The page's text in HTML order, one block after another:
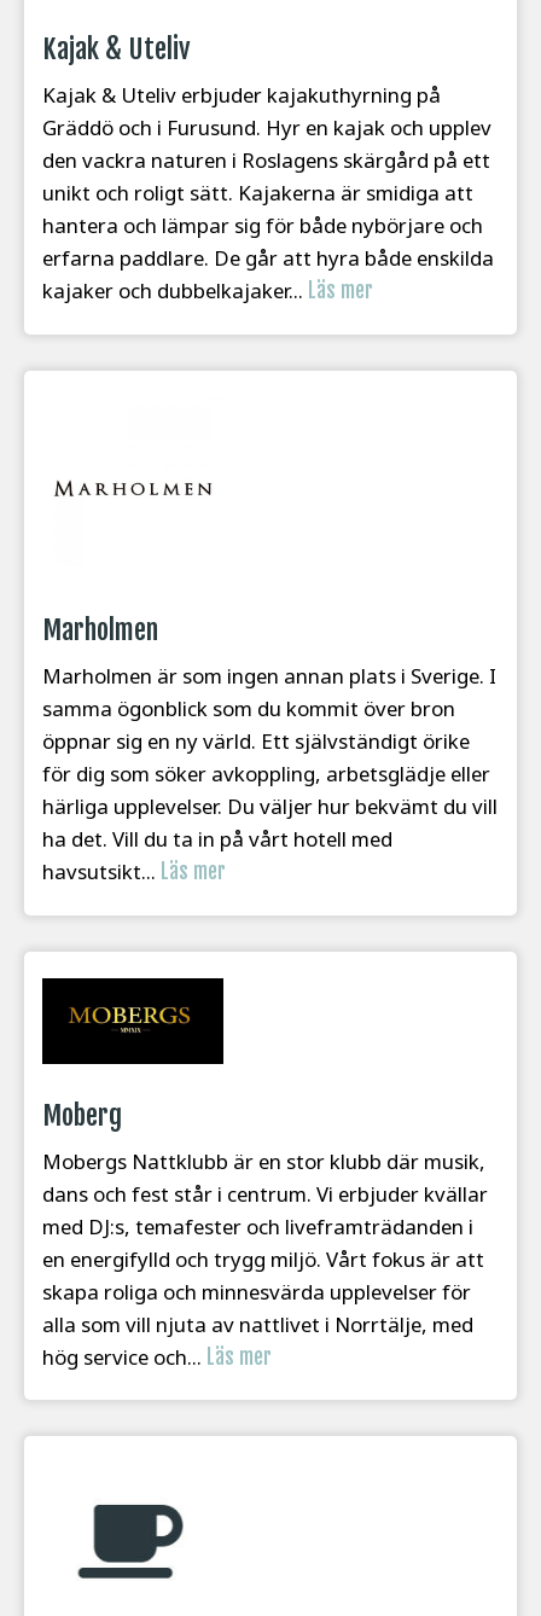
Kajak & Uteliv
Kajak & Uteliv erbjuder kajakuthyrning på
Gräddö och i Furusund. Hyr en kajak och upplev
den vackra naturen i Roslagens skärgård på ett
unikt och roligt sätt. Kajakerna är smidiga att
hantera och lämpar sig för både nybörjare och
erfarna paddlare. De går att hyra både enskilda
kajaker och dubbelkajaker... Läs mer
Marholmen
Marholmen är som ingen annan plats i Sverige. I
samma ögonblick som du kommit över bron
öppnar sig en ny värld. Ett självständigt örike
för dig som söker avkoppling, arbetsglädje eller
härliga upplevelser. Du väljer hur bekvämt du vill
ha det. Vill du ta in på vårt hotell med
havsutsikt... Läs mer
Moberg
Mobergs Nattklubb är en stor klubb där musik,
dans och fest står i centrum. Vi erbjuder kvällar
med DJ:s, temafester och liveframträdanden i
en energifylld och trygg miljö. Vårt fokus är att
skapa roliga och minnesvärda upplevelser för
alla som vill njuta av nattlivet i Norrtälje, med
hög service och... Läs mer